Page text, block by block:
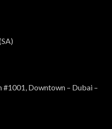
#1001, Downtown – Dubai –